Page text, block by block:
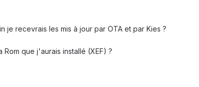
je recevrais les mis à jour par OTA et par Kies ?
Rom que j'aurais installé (XEF) ?